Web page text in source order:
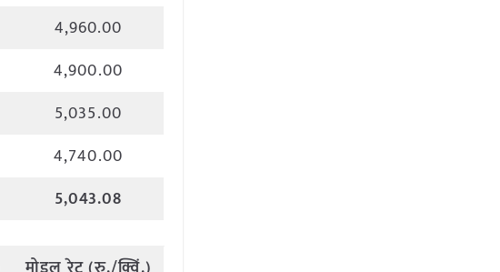
4,960.00
4,900.00
5,035.00
4,740.00
5,043.08